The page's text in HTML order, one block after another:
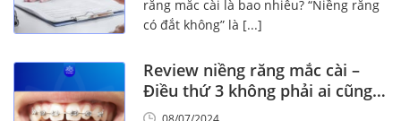
răng mắc cài là bao nhiêu? “Niềng răng
có đắt không” là [...]
Review niềng răng mắc cài –
Điều thứ 3 không phải ai cũng
biết!